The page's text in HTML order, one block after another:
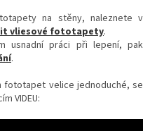
na stěny, naleznete v
vliesové fototapety.
usnadní práci při lepení, pak
.
velice jednoduché, se
VIDEU: